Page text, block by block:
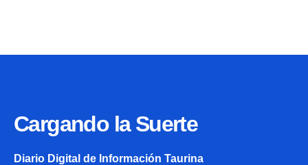
Cargando la Suerte
Diario Digital de Información Taurina